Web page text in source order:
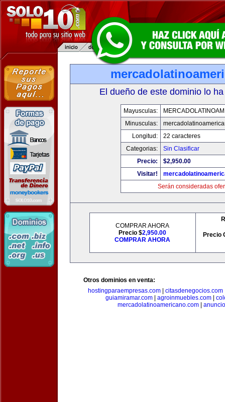
El dueño de este dominio lo
Mayusculas:
Minusculas:
Longitud:
22 caracteres
Categorias:
Sin Clasificar
Precio:
$2,950.00
Visitar!
Serán consideradas
COMPRAR AHORA
Precio $2,950.00
COMPRAR AHORA
Precio
Otros dominios en venta:
hostingparaempresas.com| citasdenegocios.com
guiamiramar.com| agroinmuebles.com|
mercadolatinoamericano.com|